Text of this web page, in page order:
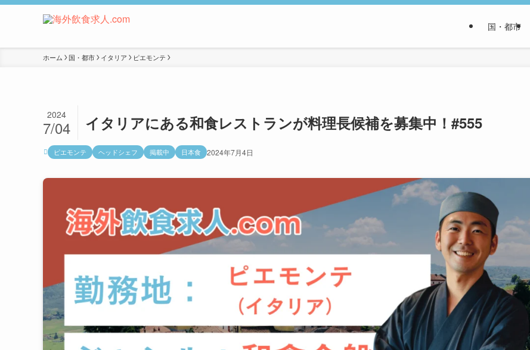
国・都市
ホーム 国・都市 イタリア ピエモンテ
イタリアにある和食レストランが料理長候補を募集中！#555
2024
7/04
ピエモンテ ヘッドシェフ 掲載中 日本食 2024年7月4日